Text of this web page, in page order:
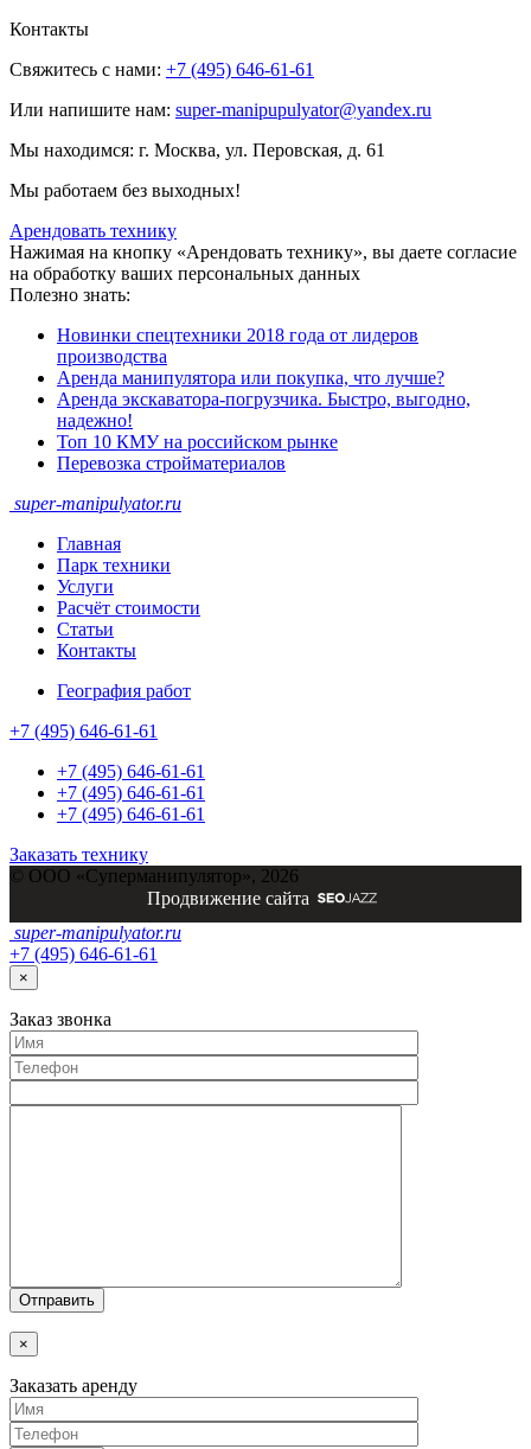
Контакты
Свяжитесь с нами: +7 (495) 646-61-61
Или напишите нам: super-manipupulyator@yandex.ru
Мы находимся: г. Москва, ул. Перовская, д. 61
Мы работаем без выходных!
Арендовать технику
Нажимая на кнопку «Арендовать технику», вы даете согласие
на обработку ваших персональных данных
Полезно знать:
Новинки спецтехники 2018 года от лидеров
производства
Аренда манипулятора или покупка, что лучше?
Аренда экскаватора-погрузчика. Быстро, выгодно,
надежно!
Топ 10 КМУ на российском рынке
Перевозка стройматериалов
super-manipulyator.ru
Главная
Парк техники
Услуги
Расчёт стоимости
Статьи
Контакты
География работ
+7 (495) 646-61-61
+7 (495) 646-61-61
+7 (495) 646-61-61
+7 (495) 646-61-61
Заказать технику
© ООО «Суперманипулятор», 2026
Продвижение сайта
super-manipulyator.ru
+7 (495) 646-61-61
×
Заказ звонка
×
Заказать аренду